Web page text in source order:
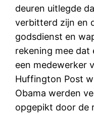
deuren uitlegde
verbitterd zijn en
godsdienst en
rekening mee dat
een medewerker
Huffington Post
Obama werden
opgepikt door de